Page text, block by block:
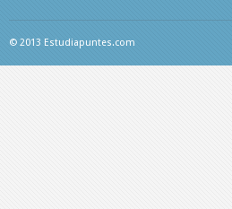
© 2013 Estudiapuntes.com